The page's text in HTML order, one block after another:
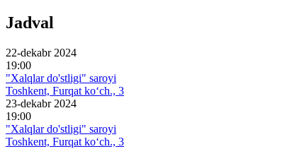
Jadval
22-dekabr 2024
19:00
"Xalqlar do'stligi" saroyi
Toshkent, Furqat ko‘ch., 3
23-dekabr 2024
19:00
"Xalqlar do'stligi" saroyi
Toshkent, Furqat ko‘ch., 3